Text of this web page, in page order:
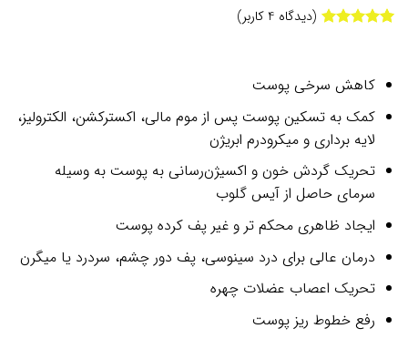
امتیازدهی
(دیدگاه 4 کاربر)
کاهش سرخی پوست
کمک به تسکین پوست پس از موم مالی، اکسترکشن، الکترولیز،
لایه برداری و میکرودرم ابریژن
تحریک‌ گردش خون و اکسیژن‌رسانی به پوست به وسیله
سرمای حاصل از آیس گلوب
ایجاد ظاهری محکم تر و غیر پف کرده پوست
درمان عالی برای درد سینوسی، پف دور چشم، سردرد یا میگرن
تحریک اعصاب عضلات چهره
رفع خطوط ریز پوست